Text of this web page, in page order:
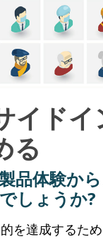
イドイ
る
品体験か
しょうか?
を達成するた